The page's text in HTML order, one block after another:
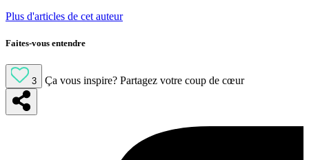
Plus d'articles de cet auteur
Faites-vous entendre
3 Ça vous inspire? Partagez votre coup de cœur